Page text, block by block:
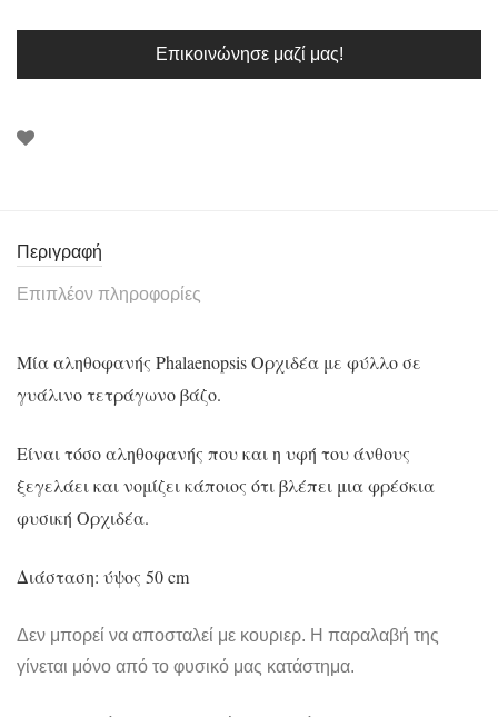
Επικοινώνησε μαζί μας!
Περιγραφή
Επιπλέον πληροφορίες
Μία αληθοφανής Phalaenopsis Ορχιδέα με φύλλο σε
γυάλινο τετράγωνο βάζο.
Είναι τόσο αληθοφανής που και η υφή του άνθους
ξεγελάει και νομίζει κάποιος ότι βλέπει μια φρέσκια
φυσική Ορχιδέα.
Διάσταση: ύψος 50 cm
Δεν μπορεί να αποσταλεί με κουριερ. Η παραλαβή της
γίνεται μόνο από το φυσικό μας κατάστημα.